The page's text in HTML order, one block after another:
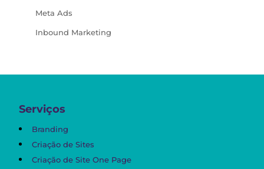
Meta Ads
Inbound Marketing
Serviços
Branding
Criação de Sites
Criação de Site One Page